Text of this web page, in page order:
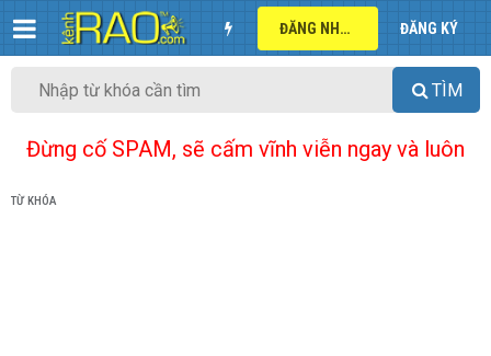
ĐĂNG NHẬP ĐĂNG KÝ
TÌM
Đừng cố SPAM, sẽ cấm vĩnh viễn ngay và luôn
TỪ KHÓA